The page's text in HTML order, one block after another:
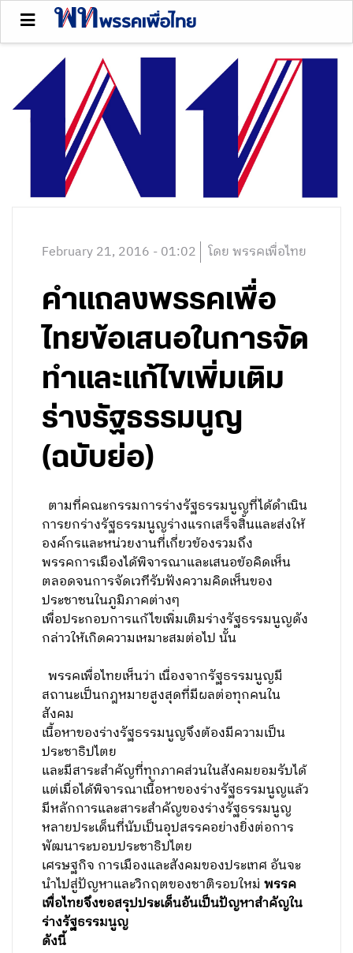
February 21, 2016 - 01:02 โดย พรรคเพื่อไทย
คำแถลงพรรคเพื่อ
ไทยข้อเสนอในการจัด
ทำและแก้ไขเพิ่มเติม
ร่างรัฐธรรมนูญ
(ฉบับย่อ)
ตามที่คณะกรรมการร่างรัฐธรรมนูญที่ได้ดำเนิน
การยกร่างรัฐธรรมนูญร่างแรกเสร็จสิ้นและส่งให้
องค์กรและหน่วยงานที่เกี่ยวข้องรวมถึง
พรรคการเมืองได้พิจารณาและเสนอข้อคิดเห็น
ตลอดจนการจัดเวทีรับฟังความคิดเห็นของ
ประชาชนในภูมิภาคต่างๆ
เพื่อประกอบการแก้ไขเพิ่มเติมร่างรัฐธรรมนูญดัง
กล่าวให้เกิดความเหมาะสมต่อไป นั้น
พรรคเพื่อไทยเห็นว่า เนื่องจากรัฐธรรมนูญมี
สถานะเป็นกฎหมายสูงสุดที่มีผลต่อทุกคนใน
สังคม
เนื้อหาของร่างรัฐธรรมนูญจึงต้องมีความเป็น
ประชาธิปไตย
และมีสาระสำคัญที่ทุกภาคส่วนในสังคมยอมรับได้
แต่เมื่อได้พิจารณาเนื้อหาของร่างรัฐธรรมนูญแล้ว
มีหลักการและสาระสำคัญของร่างรัฐธรรมนูญ
หลายประเด็นที่นับเป็นอุปสรรคอย่างยิ่งต่อการ
พัฒนาระบอบประชาธิปไตย
เศรษฐกิจ การเมืองและสังคมของประเทศ อันจะ
นำไปสู่ปัญหาและวิกฤตของชาติรอบใหม่พรรค
เพื่อไทยจึงขอสรุปประเด็นอันเป็นปัญหาสำคัญใน
ร่างรัฐธรรมนูญ
ดังนี้